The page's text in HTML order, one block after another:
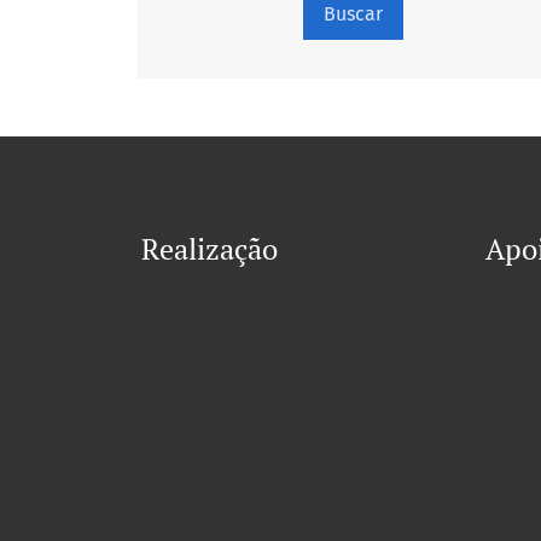
Buscar
Realização